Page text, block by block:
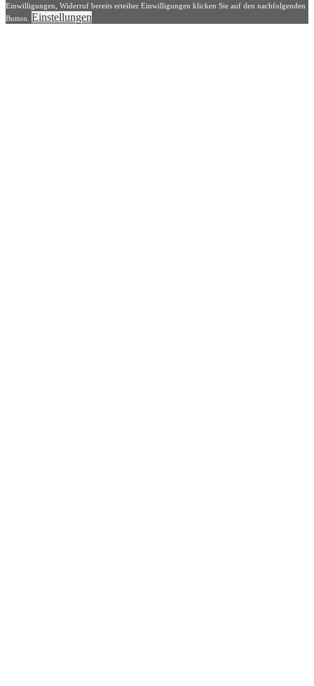
Einwilligungen, Widerruf bereits erteilter Einwilligungen klicken Sie auf den nachfolgenden
Button. Einstellungen